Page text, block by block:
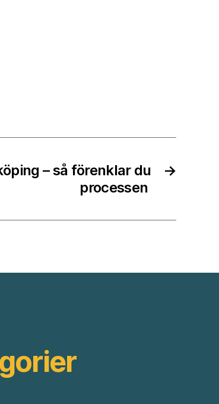
→
– så förenklar du
processen